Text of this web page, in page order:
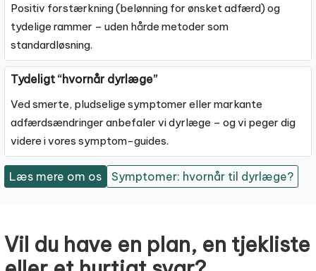
Positiv forstærkning (belønning for ønsket adfærd) og
tydelige rammer – uden hårde metoder som
standardløsning.
Tydeligt “hvornår dyrlæge”
Ved smerte, pludselige symptomer eller markante
adfærdsændringer anbefaler vi dyrlæge – og vi peger dig
videre i vores symptom-guides.
Læs mere om os Symptomer: hvornår til dyrlæge?
Vil du have en plan, en tjekliste